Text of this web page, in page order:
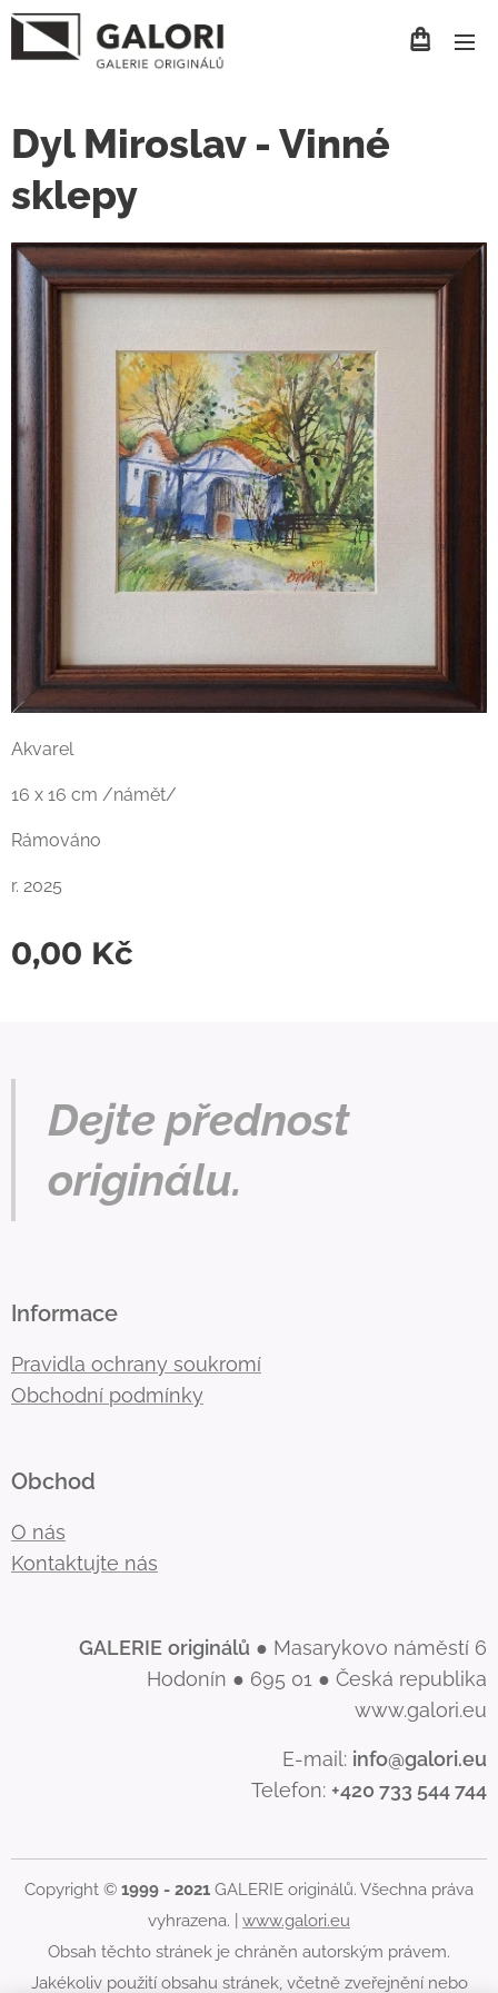
Dyl Miroslav - Vinné
sklepy
Akvarel
16 x 16 cm /námět/
Rámováno
r. 2025
0,00 Kč
Dejte přednost
originálu.
Informace
Pravidla ochrany soukromí
Obchodní podmínky
Obchod
O nás
Kontaktujte nás
GALERIE originálů ● Masarykovo náměstí 6
Hodonín ● 695 01 ● Česká republika
www.galori.eu
E-mail: info@galori.eu
Telefon: +420 733 544 744
Copyright © 1999 - 2021 GALERIE originálů. Všechna práva
vyhrazena. | www.galori.eu
Obsah těchto stránek je chráněn autorským právem.
Jakékoliv použití obsahu stránek, včetně zveřejnění nebo